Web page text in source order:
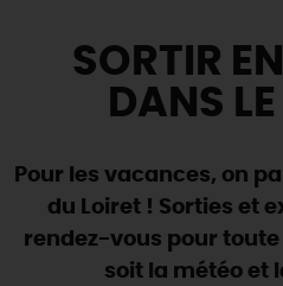
VOS
LES
RÉSERVER
VILLES &
TOUS À
EN MODE
Où manger
Maîtresrestaurateurs
marchés
A NE PAS
SORTIR
DANS
Pour les vacances, on
du Loiret ! Sorties et
rendez-vous pour
soit la météo et